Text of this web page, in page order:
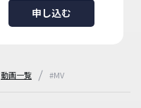
申し込む
動画一覧 #MV